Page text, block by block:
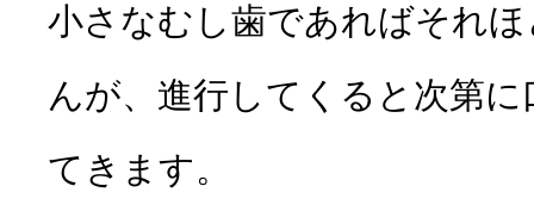
小さなむし歯であればそれ
んが、進行してくると次第
てきます。